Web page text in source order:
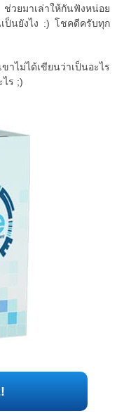
วยมาเล่าให้กันฟังหน่อย
ป็นยังไง :) โชคดีครับทุก
ไม่ได้เขียนว่าเป็นอะไร
ร ;)